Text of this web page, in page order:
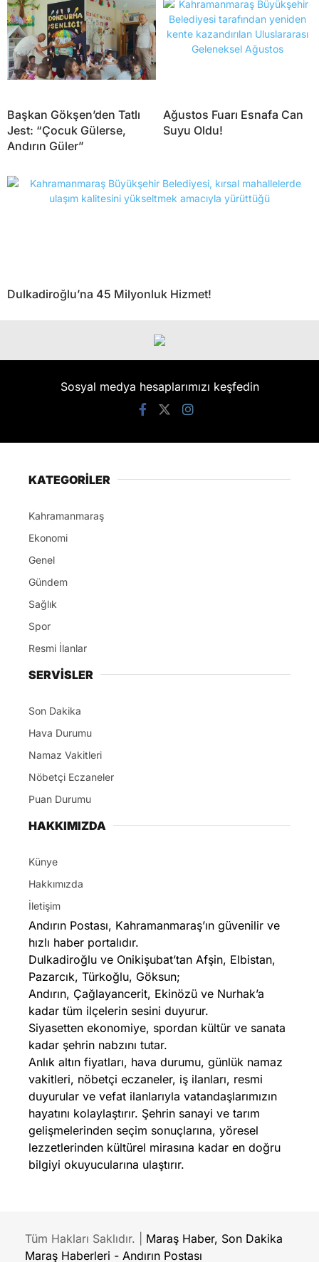
Başkan Gökşen’den Tatlı
Jest: “Çocuk Gülerse,
Andırın Güler”
Ağustos Fuarı Esnafa Can
Suyu Oldu!
Dulkadiroğlu’na 45 Milyonluk Hizmet!
Sosyal medya hesaplarımızı keşfedin
KATEGORİLER
Kahramanmaraş
Ekonomi
Genel
Gündem
Sağlık
Spor
Resmi İlanlar
SERVİSLER
Son Dakika
Hava Durumu
Namaz Vakitleri
Nöbetçi Eczaneler
Puan Durumu
HAKKIMIZDA
Künye
Hakkımızda
İletişim
Andırın Postası, Kahramanmaraş’ın güvenilir ve
hızlı haber portalıdır.
Dulkadiroğlu ve Onikişubat’tan Afşin, Elbistan,
Pazarcık, Türkoğlu, Göksun;
Andırın, Çağlayancerit, Ekinözü ve Nurhak’a
kadar tüm ilçelerin sesini duyurur.
Siyasetten ekonomiye, spordan kültür ve sanata
kadar şehrin nabzını tutar.
Anlık altın fiyatları, hava durumu, günlük namaz
vakitleri, nöbetçi eczaneler, iş ilanları, resmi
duyurular ve vefat ilanlarıyla vatandaşlarımızın
hayatını kolaylaştırır. Şehrin sanayi ve tarım
gelişmelerinden seçim sonuçlarına, yöresel
lezzetlerinden kültürel mirasına kadar en doğru
bilgiyi okuyucularına ulaştırır.
Tüm Hakları Saklıdır. | Maraş Haber, Son Dakika
Maraş Haberleri - Andırın Postası